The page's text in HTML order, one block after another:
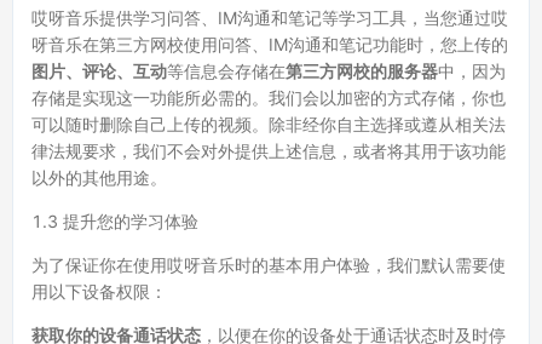
哎呀音乐提供学习问答、IM沟通和笔记等学习工具，当您通过哎
呀音乐在第三方网校使用问答、IM沟通和笔记功能时，您上传的
图片、评论、互动等信息会存储在第三方网校的服务器中，因为
存储是实现这一功能所必需的。我们会以加密的方式存储，你也
可以随时删除自己上传的视频。除非经你自主选择或遵从相关法
律法规要求，我们不会对外提供上述信息，或者将其用于该功能
以外的其他用途。
1.3 提升您的学习体验
为了保证你在使用哎呀音乐时的基本用户体验，我们默认需要使
用以下设备权限：
获取你的设备通话状态 ，以便在你的设备处于通话状态时及时停